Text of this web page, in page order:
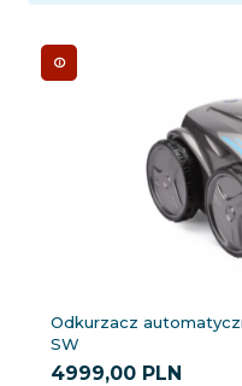
Odkurzacz
SW
4999,00 PLN